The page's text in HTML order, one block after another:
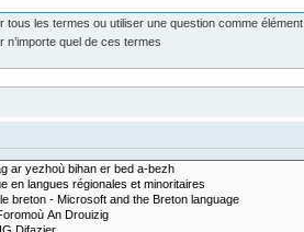
tous les termes ou utiliser une question comme élément
n’importe quel de ces termes